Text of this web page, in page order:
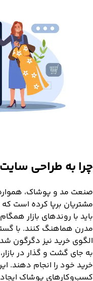
چرا بهطراحی
صنعت مد و پوشاک،
مشتریان برپا کرده است
باید با روندهای بازار
مدرن هماهنگ کنند. با
الگوی خرید نیز دگرگون
به جای گشت و گذار در
خرید خود را انجام دهند.
کسب‌وکارهای پوشاک ایجاد